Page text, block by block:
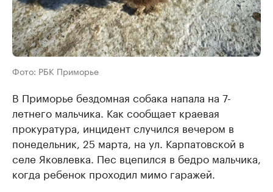
Фото: РБК Приморье
В Приморье бездомная собака напала на 7-
летнего мальчика. Как сообщает краевая
прокуратура, инцидент случился вечером в
понедельник, 25 марта, на ул. Карпатовской в
селе Яковлевка. Пес вцепился в бедро мальчика,
когда ребенок проходил мимо гаражей.